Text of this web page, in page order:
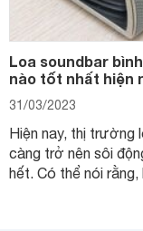
Loa soundbar
nào tốt nhất hiện
31/03/2023
Hiện nay, thị trường
càng trở nên sôi
hết. Có thể nói